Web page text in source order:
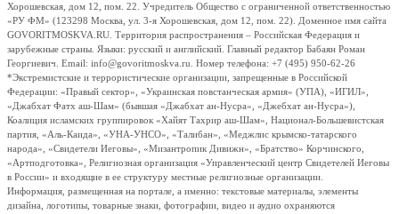
Хорошевская, дом 12, пом. 22. Учредитель Общество с ограниченной ответственностью
«РУ ФМ» (123298 Москва, ул. 3-я Хорошевская, дом 12, пом. 22). Доменное имя сайта
GOVORITMOSKVA.RU. Территория распространения – Российская Федерация и
зарубежные страны. Языки: русский и английский. Главный редактор Бабаян Роман
Георгиевич. Email: info@govoritmoskva.ru. Номер телефона: +7 (495) 950-62-26
*Экстремистские и террористические организации, запрещенные в Российской
Федерации: «Правый сектор», «Украинская повстанческая армия» (УПА), «ИГИЛ»,
«Джабхат Фатх аш-Шам» (бывшая «Джабхат ан-Нусра», «Джебхат ан-Нусра»),
Коалиция исламских группировок «Хайят Тахрир аш-Шам», Национал-Большевистская
партия, «Аль-Каида», «УНА-УНСО», «Талибан», «Меджлис крымско-татарского
народа», «Свидетели Иеговы», «Мизантропик Дивижн», «Братство» Корчинского,
«Артподготовка», Религиозная организация «Управленческий центр Свидетелей Иеговы
в России» и входящие в ее структуру местные религиозные организации.
Информация, размещенная на портале, а именно: текстовые материалы, элементы
дизайна, логотипы, товарные знаки, фотографии, видео и аудио охраняются